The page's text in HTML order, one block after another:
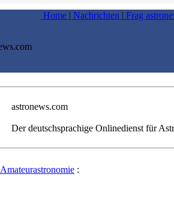
Home | Nachrichten | Frag
astronews.com
Der deutschsprachige Onlinedienst für
Amateurastronomie :